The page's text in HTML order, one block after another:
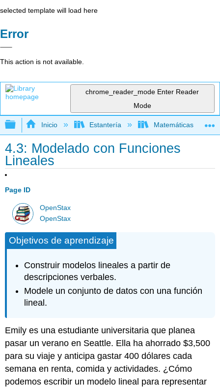
selected template will load here
Error
This action is not available.
chrome_reader_mode Enter Reader
Mode
Expandir/contraer jerarquía global
Inicio Estantería Matemáticas
4.3: Modelado con Funciones
Lineales
Page ID
OpenStax
OpenStax
Objetivos de aprendizaje
Construir modelos lineales a partir de
descripciones verbales.
Modele un conjunto de datos con una función
lineal.
Emily es una estudiante universitaria que planea
pasar un verano en Seattle. Ella ha ahorrado $3,500
para su viaje y anticipa gastar 400 dólares cada
semana en renta, comida y actividades. ¿Cómo
podemos escribir un modelo lineal para representar